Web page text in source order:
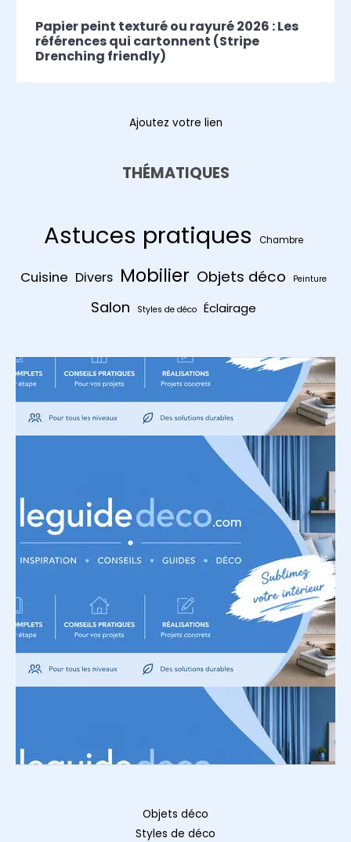
Papier peint texturé ou rayuré 2026 : Les
références qui cartonnent (Stripe
Drenching friendly)
Ajoutez votre lien
THÉMATIQUES
Astuces pratiques Chambre
Cuisine Divers Mobilier Objets déco Peinture
Salon Styles de déco Éclairage
Objets déco
Styles de déco